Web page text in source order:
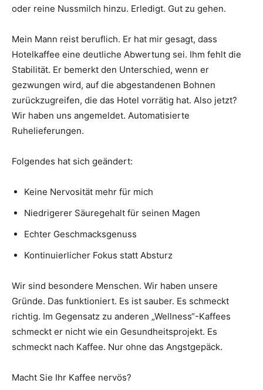
oder reine Nussmilch hinzu. Erledigt. Gut zu gehen.
Mein Mann reist beruflich. Er hat mir gesagt, dass
Hotelkaffee eine deutliche Abwertung sei. Ihm fehlt die
Stabilität. Er bemerkt den Unterschied, wenn er
gezwungen wird, auf die abgestandenen Bohnen
zurückzugreifen, die das Hotel vorrätig hat. Also jetzt?
Wir haben uns angemeldet. Automatisierte
Ruhelieferungen.
Folgendes hat sich geändert:
Keine Nervosität mehr für mich
Niedrigerer Säuregehalt für seinen Magen
Echter Geschmacksgenuss
Kontinuierlicher Fokus statt Absturz
Wir sind besondere Menschen. Wir haben unsere
Gründe. Das funktioniert. Es ist sauber. Es schmeckt
richtig. Im Gegensatz zu anderen „Wellness“-Kaffees
schmeckt er nicht wie ein Gesundheitsprojekt. Es
schmeckt nach Kaffee. Nur ohne das Angstgepäck.
Macht Sie Ihr Kaffee nervös?